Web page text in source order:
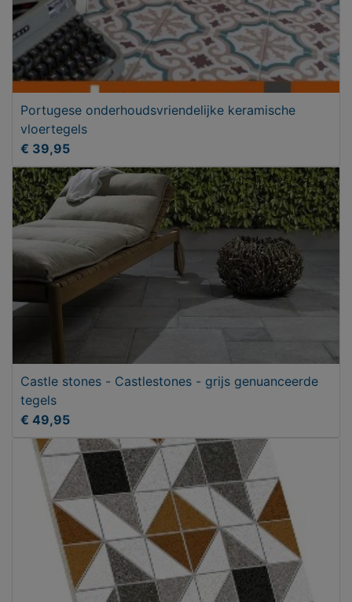
Portugese onderhoudsvriendelijke keramische
vloertegels
€ 39,95
Castle stones - Castlestones - grijs genuanceerde
tegels
€ 49,95